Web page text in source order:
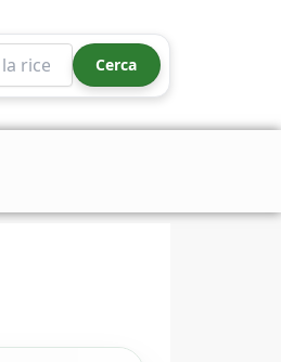
Cerca